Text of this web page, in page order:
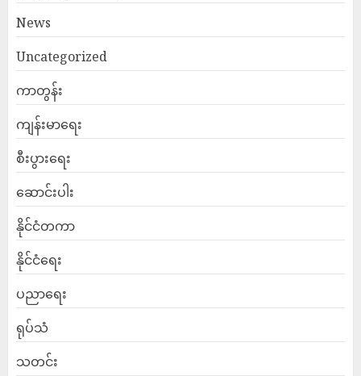
News
Uncategorized
ကာတွန်း
ကျန်းမာရေး
စီးပွားရေး
ဆောင်းပါး
နိုင်ငံတကာ
နိုင်ငံရေး
ပညာရေး
ရုပ်သံ
သတင်း